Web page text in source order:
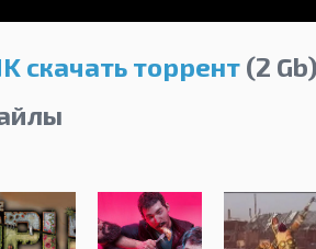
скачать торрент (2